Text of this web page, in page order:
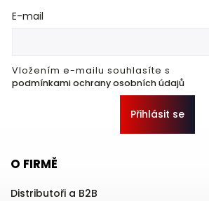
E-mail
Vložením e-mailu souhlasíte s
podmínkami ochrany osobních údajů
Přihlásit se
O FIRMĚ
Distributoři a B2B